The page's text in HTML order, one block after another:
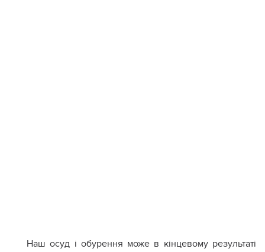
Наш осуд і обурення може в кінцевому результаті